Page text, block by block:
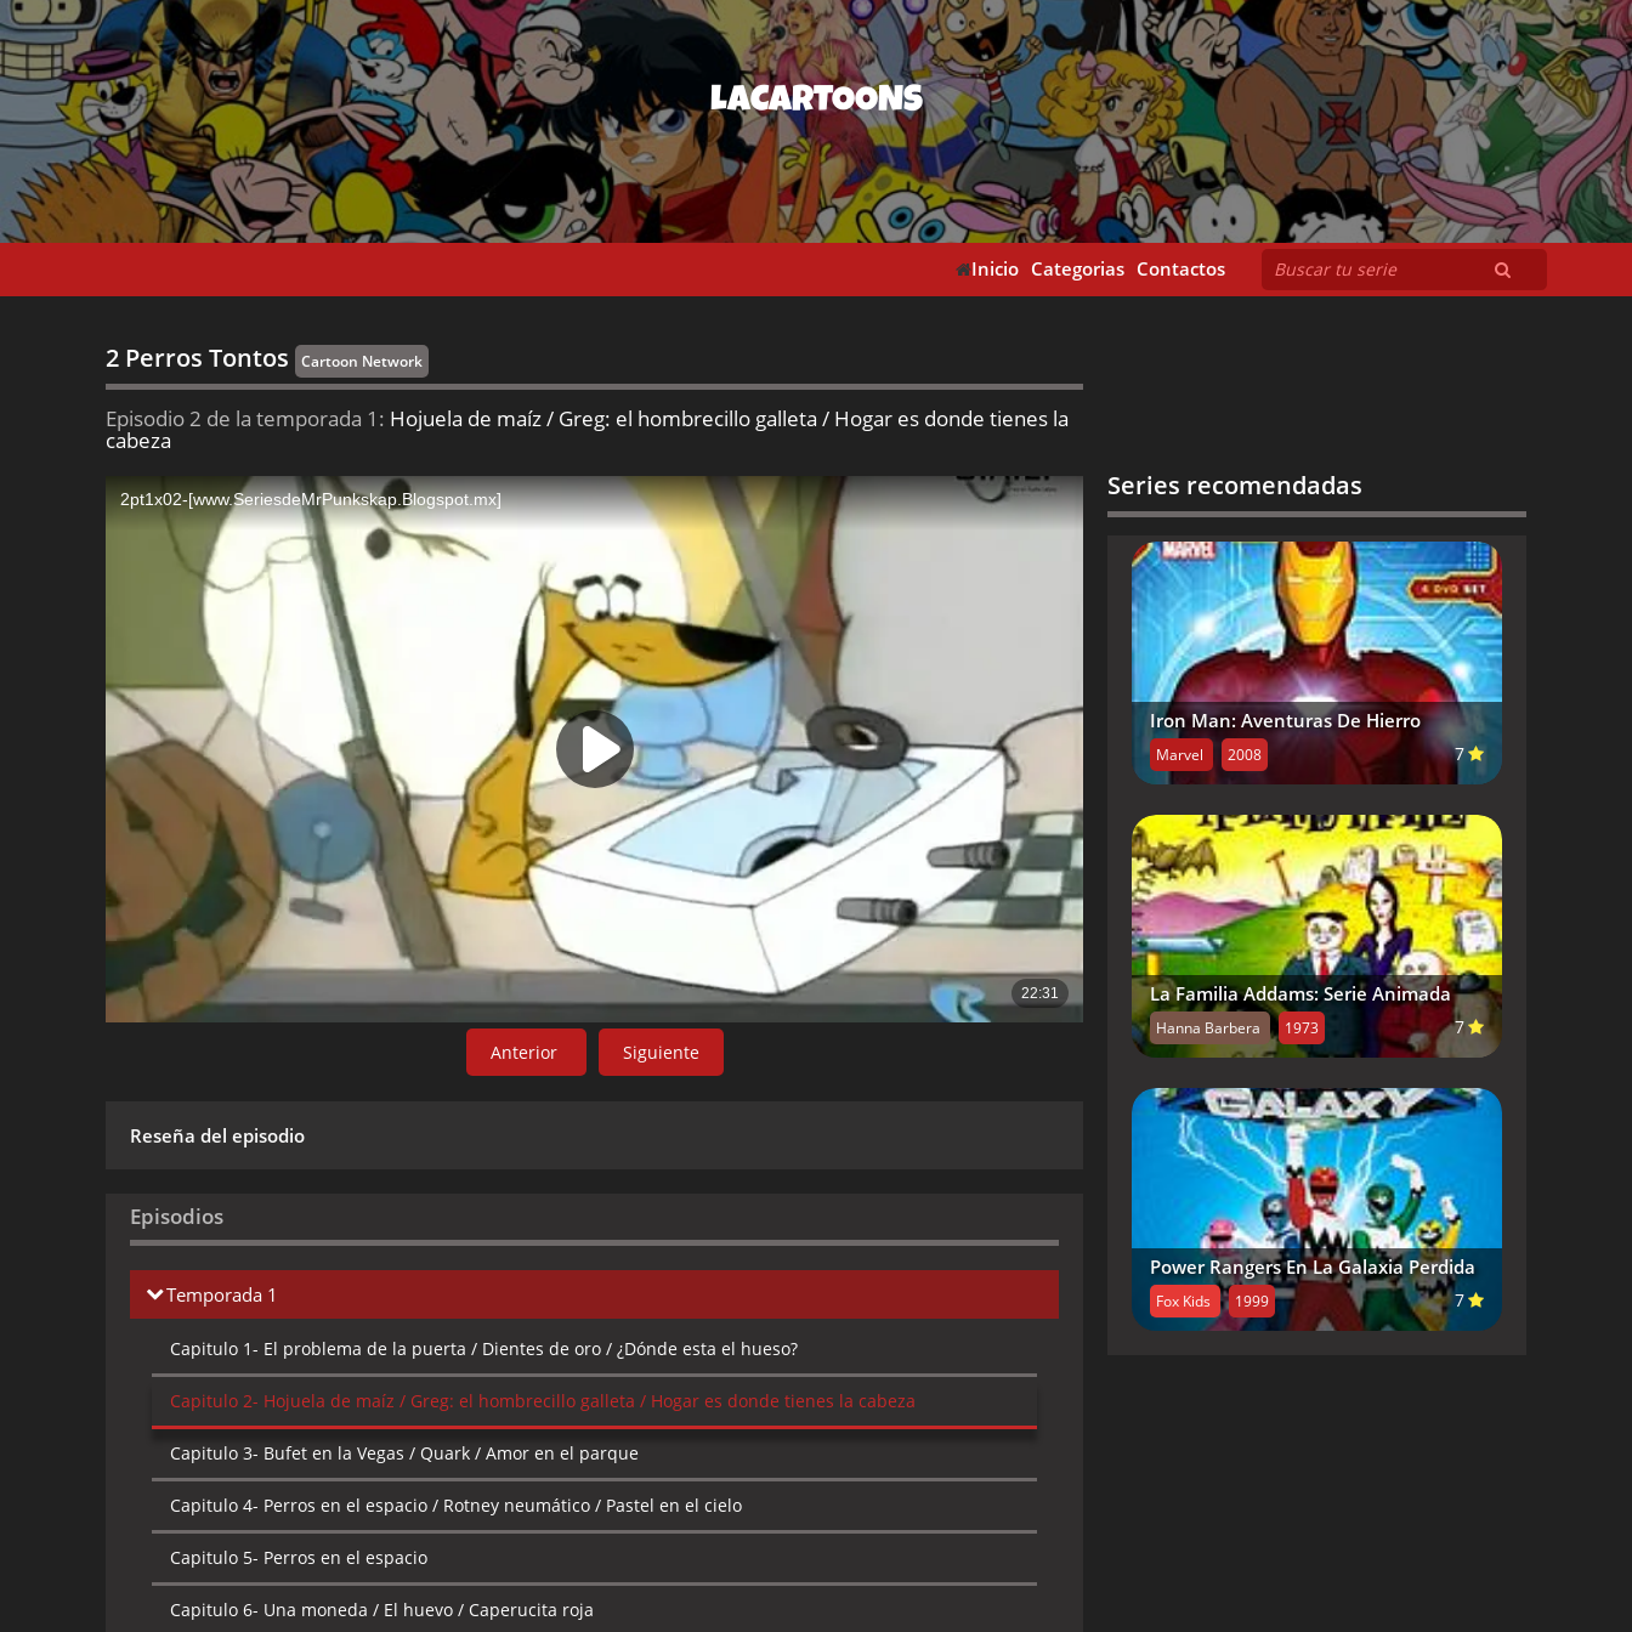
LACARTOONS
Inicio Categorias Contactos
2 Perros Tontos Cartoon Network
Episodio 2 de la temporada 1: Hojuela de maíz / Greg: el hombrecillo galleta / Hogar es donde tienes la
cabeza
Anterior Siguiente
Reseña del episodio
Episodios
Temporada 1
Capitulo 1- El problema de la puerta / Dientes de oro / ¿Dónde esta el hueso?
Capitulo 2- Hojuela de maíz / Greg: el hombrecillo galleta / Hogar es donde tienes la cabeza
Capitulo 3- Bufet en la Vegas / Quark / Amor en el parque
Capitulo 4- Perros en el espacio / Rotney neumático / Pastel en el cielo
Capitulo 5- Perros en el espacio
Capitulo 6- Una moneda / El huevo / Caperucita roja
Series recomendadas
Iron Man: Aventuras De Hierro
Marvel 2008 7
La Familia Addams: Serie Animada
Hanna Barbera 1973 7
Power Rangers En La Galaxia Perdida
Fox Kids 1999 7